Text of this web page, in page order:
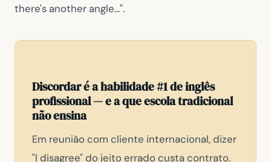
there's another angle...".
Discordar é a habilidade #1 de inglês
profissional — e a que escola tradicional
não ensina
Em reunião com cliente internacional, dizer
"I disagree"do jeito errado custa contrato.